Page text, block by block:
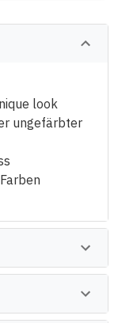
look
ungefärbter